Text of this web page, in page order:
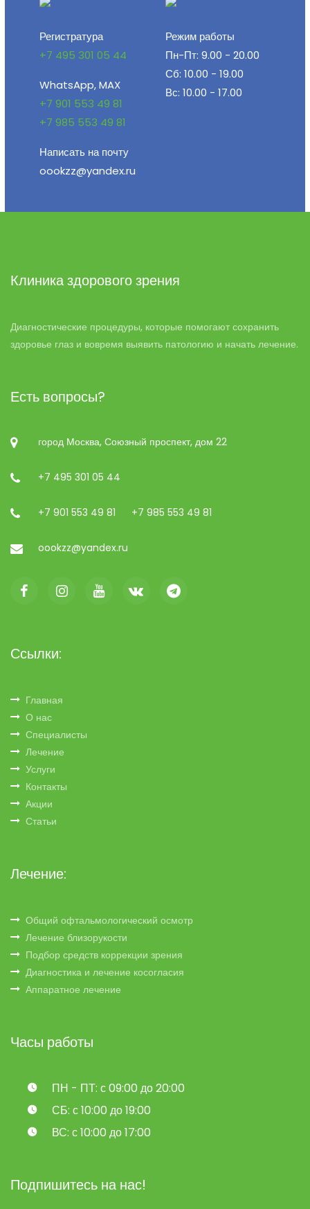
Регистратура
+7 495 301 05 44
WhatsApp, MAX
+7 901 553 49 81
+7 985 553 49 81
Написать на почту
oookzz@yandex.ru
Режим работы
Пн-Пт: 9.00 - 20.00
Сб: 10.00 - 19.00
Вс: 10.00 - 17.00
Клиника здорового зрения
Диагностические процедуры, которые помогают сохранить
здоровье глаз и вовремя выявить патологию и начать лечение.
Есть вопросы?
город Москва, Союзный проспект, дом 22
+7 495 301 05 44
+7 901 553 49 81 +7 985 553 49 81
oookzz@yandex.ru
Ссылки:
Главная
О нас
Специалисты
Лечение
Услуги
Контакты
Акции
Статьи
Лечение:
Общий офтальмологический осмотр
Лечение близорукости
Подбор средств коррекции зрения
Диагностика и лечение косогласия
Аппаратное лечение
Часы работы
ПН - ПТ: с 09:00 до 20:00
СБ: с 10:00 до 19:00
ВС: с 10:00 до 17:00
Подпишитесь на нас!